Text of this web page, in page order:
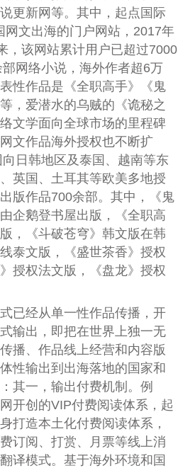
更新网等。其中，起点国际
网文出海的门户网站，2017年
，该网站累计用户已超过7000
网络小说，海外作者超6万
性作品是《全职高手》《鬼
，爱潜水的乌贼的《诡秘之
文学面向全球市场的里程碑
文作品海外授权也不断扩
日韩地区及泰国、越南等东
英国、土耳其等欧美多地授
版作品700余部。其中，《鬼
企鹅登书屋出版，《全职高
，《斗破苍穹》韩文版在韩
泰文版，《盛世茶香》授权
授权法文版，《盘龙》授权
经从单一性作品传播，开
输出，即把在世界上独一无
播、作品线上经营和内容版
性输出到出海落地的国家和
其一，输出付费机制。例
开创的VIP付费阅读体系，起
打造本土化付费阅读体系，
订阅、打赏、月票等线上消
译模式。基于海外环境和国